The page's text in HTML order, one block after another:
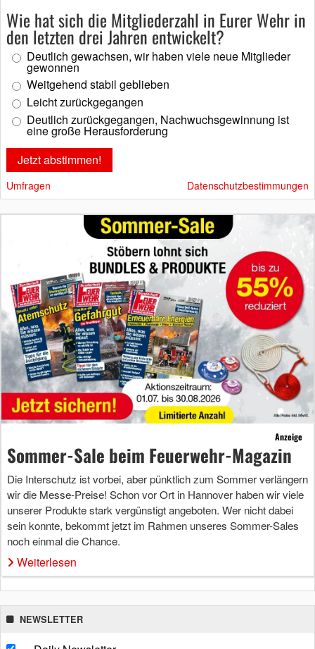
Wie hat sich die Mitgliederzahl in Eurer Wehr in
den letzten drei Jahren entwickelt?
Deutlich gewachsen, wir haben viele neue Mitglieder
gewonnen
Weitgehend stabil geblieben
Leicht zurückgegangen
Deutlich zurückgegangen, Nachwuchsgewinnung ist
eine große Herausforderung
Umfragen Datenschutzbestimmungen
Anzeige
Sommer-Sale beim Feuerwehr-Magazin
Die Interschutz ist vorbei, aber pünktlich zum Sommer verlängern
wir die Messe-Preise! Schon vor Ort in Hannover haben wir viele
unserer Produkte stark vergünstigt angeboten. Wer nicht dabei
sein konnte, bekommt jetzt im Rahmen unseres Sommer-Sales
noch einmal die Chance.
Weiterlesen
NEWSLETTER